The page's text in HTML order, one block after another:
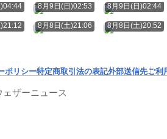
8月9日(日)02:53 8月9日(日)02:44
8月8日(土)21:06 8月8日(土)20:52
ポリシー特定商取引法の表記外部送信先ご利
ェザーニュース